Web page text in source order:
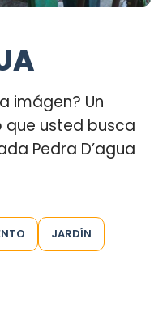
imágen? Un
usted busca
Pedra D’agua
JARDÍN